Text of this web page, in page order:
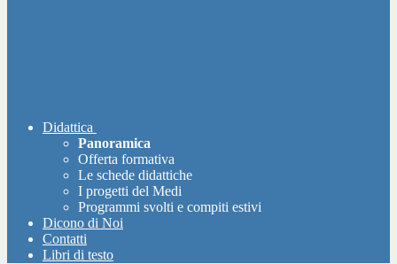
Didattica
Panoramica
Offerta formativa
Le schede didattiche
I progetti del Medi
Programmi svolti e compiti estivi
Dicono di Noi
Contatti
Libri di testo